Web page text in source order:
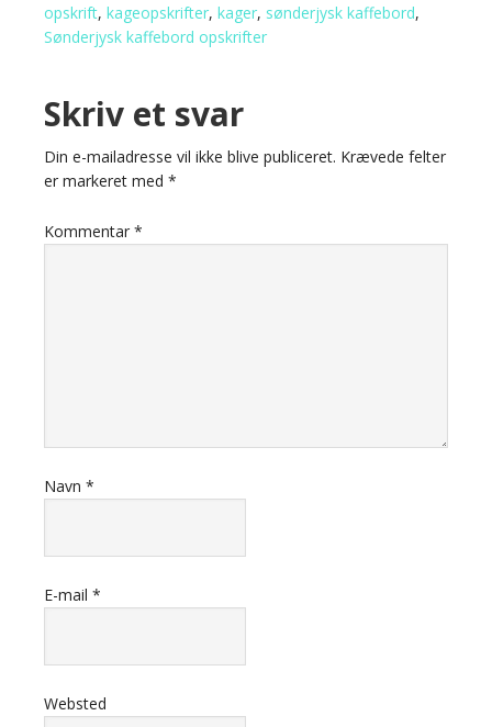
opskrift, kageopskrifter, kager, sønderjysk kaffebord,
Sønderjysk kaffebord opskrifter
Skriv et svar
Din e-mailadresse vil ikke blive publiceret. Krævede felter
er markeret med *
Kommentar *
Navn *
E-mail *
Websted